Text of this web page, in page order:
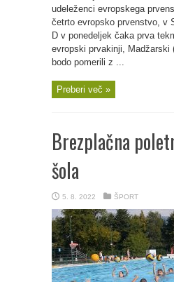
udeleženci evropskega
četrto evropsko prvenstvo, v
D v ponedeljek čaka prva
evropski prvakinji, Madžarski
bodo pomerili z ...
Preberi več »
Brezplačna
šola
5. 8. 2022 ŠPORT